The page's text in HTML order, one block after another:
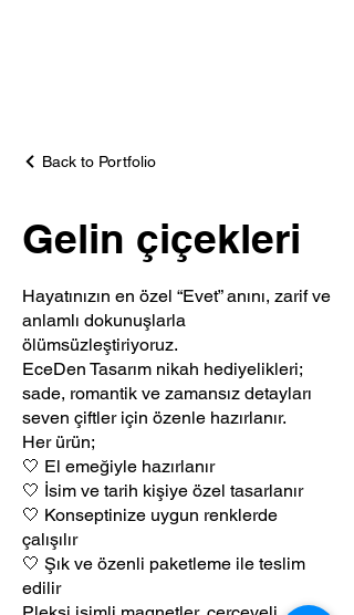
Back to Portfolio
Gelin çiçekleri
Hayatınızın en özel “Evet” anını, zarif ve
anlamlı dokunuşlarla
ölümsüzleştiriyoruz.
EceDen Tasarım nikah hediyelikleri;
sade, romantik ve zamansız detayları
seven çiftler için özenle hazırlanır.
Her ürün;
🤍 El emeğiyle hazırlanır
🤍 İsim ve tarih kişiye özel tasarlanır
🤍 Konseptinize uygun renklerde
çalışılır
🤍 Şık ve özenli paketleme ile teslim
edilir